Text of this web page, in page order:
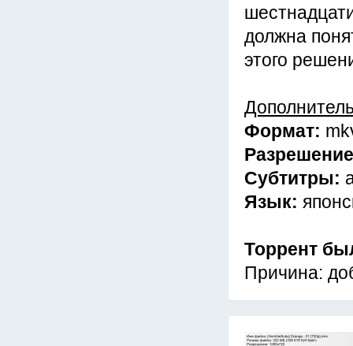
должна
этого
Формат:
Субтитры:
Язык:
Торрент
Причина: